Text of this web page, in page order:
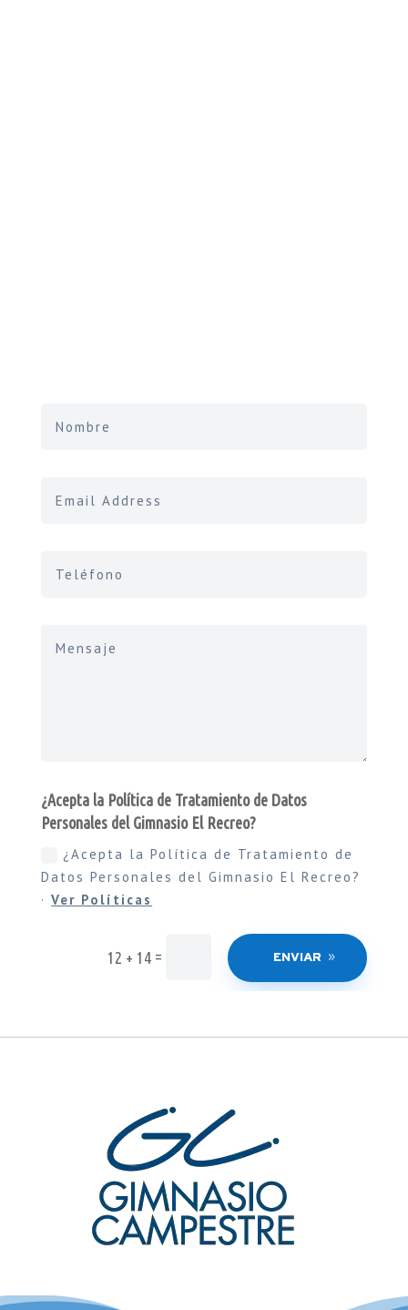
¿Acepta la Política de Tratamiento de Datos
Personales del Gimnasio El Recreo?
¿Acepta la Política de Tratamiento de
Datos Personales del Gimnasio El Recreo?
·Ver Políticas
12 + 14 = ENVIAR